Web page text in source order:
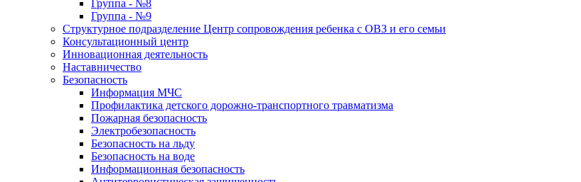
Группа - №8
Группа - №9
Структурное подразделение Центр сопровождения ребенка с ОВЗ и его семьи
Консультационный центр
Инновационная деятельность
Наставничество
Безопасность
Информация МЧС
Профилактика детского дорожно-транспортного травматизма
Пожарная безопасность
Электробезопасность
Безопасность на льду
Безопасность на воде
Информационная безопасность